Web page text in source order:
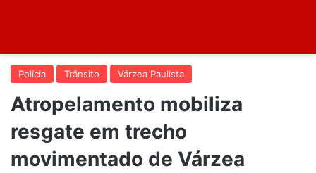
Polícia Trânsito Várzea Paulista
Atropelamento mobiliza
resgate em trecho
movimentado de Várzea